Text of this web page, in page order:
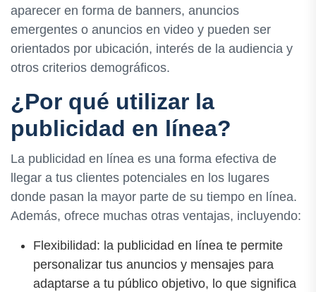
aparecer en forma de banners, anuncios
emergentes o anuncios en video y pueden ser
orientados por ubicación, interés de la audiencia y
otros criterios demográficos.
¿Por qué utilizar la
publicidad en línea?
La publicidad en línea es una forma efectiva de
llegar a tus clientes potenciales en los lugares
donde pasan la mayor parte de su tiempo en línea.
Además, ofrece muchas otras ventajas, incluyendo:
Flexibilidad: la publicidad en línea te permite
personalizar tus anuncios y mensajes para
adaptarse a tu público objetivo, lo que significa